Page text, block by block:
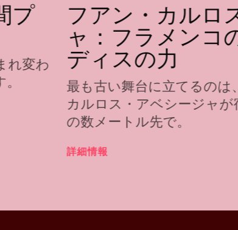
プ
れ変わ
フアン・カルロ
ャ：フラメンコ
ディスの力
最も古い舞台に立てるのは
カルロス・アベシージャ
の数メートル先で。
詳細情報